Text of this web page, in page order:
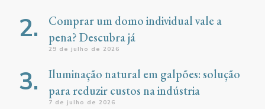
Comprar um domo individual vale a
pena? Descubra já
29 de julho de 2026
Iluminação natural em galpões: solução
para reduzir custos na indústria
7 de julho de 2026